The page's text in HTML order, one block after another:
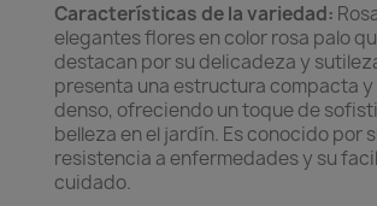
Características de la variedad:
elegantes flores en color rosa palo
destacan por su delicadeza y
presenta una estructura compacta y
denso, ofreciendo un toque de
belleza en el jardín. Es conocido por
resistencia a enfermedades y su
cuidado.